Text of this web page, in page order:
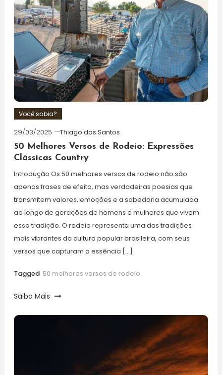
Você sabia?
29/03/2025
Thiago dos Santos
50 Melhores Versos de Rodeio: Expressões
Clássicas Country
Introdução Os 50 melhores versos de rodeio não são
apenas frases de efeito, mas verdadeiras poesias que
transmitem valores, emoções e a sabedoria acumulada
ao longo de gerações de homens e mulheres que vivem
essa tradição. O rodeio representa uma das tradições
mais vibrantes da cultura popular brasileira, com seus
versos que capturam a essência […]
Tagged 50 melhores versos de rodeio
Saiba Mais